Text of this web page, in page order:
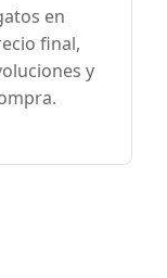
en
final,
y